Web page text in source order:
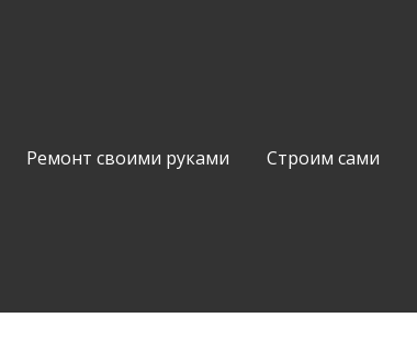
Ремонт своими руками Строим сами